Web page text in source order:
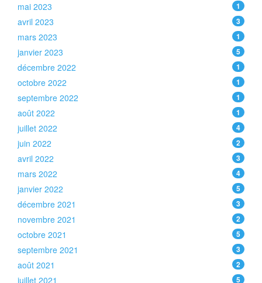
mai 2023 1
avril 2023 3
mars 2023 1
janvier 2023 5
décembre 2022 1
octobre 2022 1
septembre 2022 1
août 2022 1
juillet 2022 4
juin 2022 2
avril 2022 3
mars 2022 4
janvier 2022 5
décembre 2021 3
novembre 2021 2
octobre 2021 5
septembre 2021 3
août 2021 2
juillet 2021 5